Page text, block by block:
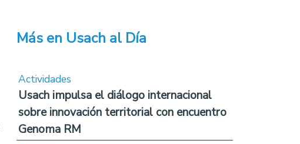
Más en Usach al Día
Actividades
Usach impulsa el diálogo internacional
sobre innovación territorial con encuentro
Genoma RM